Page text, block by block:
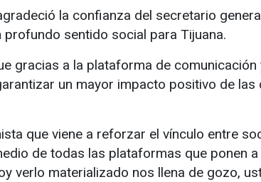
la confianza del secretario
sentido social para Tijuana.
gracias a la plataforma de
un mayor impacto positivo de
que viene a reforzar el vínculo entre
de todas las plataformas que ponen
verlo materializado nos llena de gozo,